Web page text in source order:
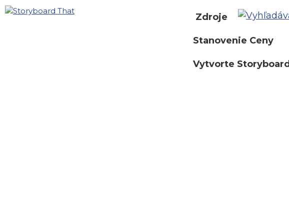
Zdroje
Stanovenie Ceny
Vytvorte Storyboard